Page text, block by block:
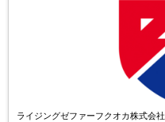
ライジングゼファーフクオカ株式会社